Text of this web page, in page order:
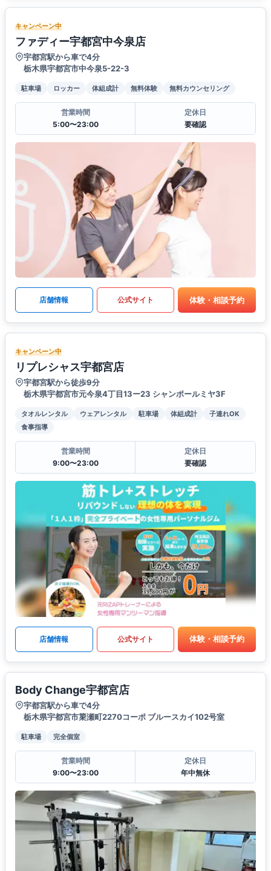
キャンペーン中
ファディー宇都宮中今泉店
宇都宮駅から車で4分
栃木県宇都宮市中今泉5-22-3
駐車場 ロッカー 体組成計 無料体験 無料カウンセリング
営業時間
5:00〜23:00
定休日
要確認
店舗情報 公式サイト 体験・相談予約
キャンペーン中
リプレシャス宇都宮店
宇都宮駅から徒歩9分
栃木県宇都宮市元今泉4丁目13ー23 シャンポールミヤ3F
タオルレンタル ウェアレンタル 駐車場 体組成計
子連れOK
食事指導
営業時間
9:00〜23:00
定休日
要確認
店舗情報 公式サイト 体験・相談予約
Body Change宇都宮店
宇都宮駅から車で4分
栃木県宇都宮市簗瀬町2270コーポ ブルースカイ102号室
駐車場 完全個室
営業時間
9:00〜23:00
定休日
年中無休